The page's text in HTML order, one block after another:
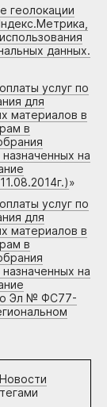
геолокации
данных.
услуг по
для
материалов в
в
на
»
услуг по
для
материалов в
в
на
Эл № ФС77-
Новости